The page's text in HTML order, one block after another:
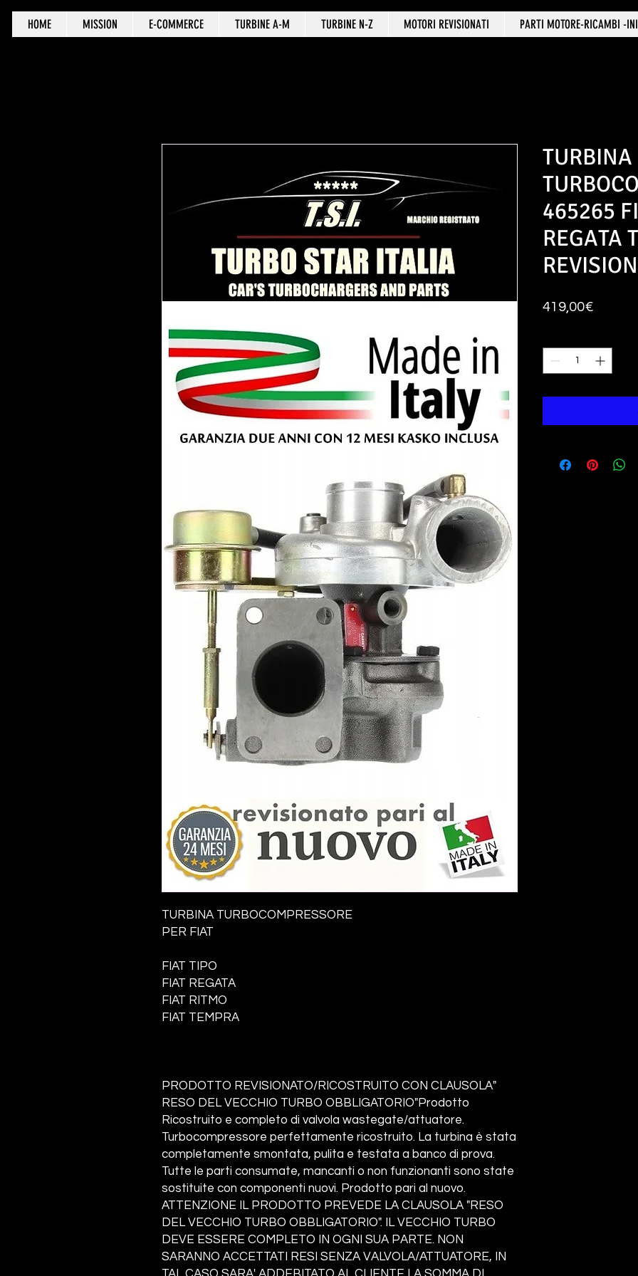
HOME MISSION E-COMMERCE TURBINE A-M TURBINE N-Z MOTORI REVISIONATI PARTI MOTORE-RICAMBI -
TURBINA TURBOCOMPRESSORE
PER FIAT
FIAT TIPO
FIAT REGATA
FIAT RITMO
FIAT TEMPRA
PRODOTTO REVISIONATO/RICOSTRUITO CON CLAUSOLA"
RESO DEL VECCHIO TURBO OBBLIGATORIO"Prodotto
Ricostruito e completo di valvola wastegate/attuatore.
Turbocompressore perfettamente ricostruito. La turbina è stata
completamente smontata, pulita e testata a banco di prova.
Tutte le parti consumate, mancanti o non funzionanti sono state
sostituite con componenti nuovi. Prodotto pari al nuovo.
ATTENZIONE IL PRODOTTO PREVEDE LA CLAUSOLA "RESO
DEL VECCHIO TURBO OBBLIGATORIO". IL VECCHIO TURBO
DEVE ESSERE COMPLETO IN OGNI SUA PARTE. NON
SARANNO ACCETTATI RESI SENZA VALVOLA/ATTUATORE, IN
TURBINA
465265
REGATA
419,00€Price